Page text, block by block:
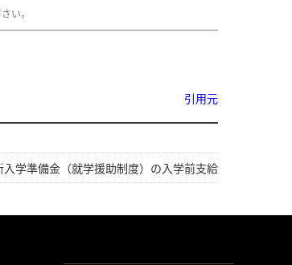
い。
引用元
入学準備金（就学援助制度）の入学前支給